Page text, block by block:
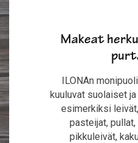
Makeat
ILONAn
kuuluvat suolaiset
esimerkiksi
pasteijat,
pikkuleivät,